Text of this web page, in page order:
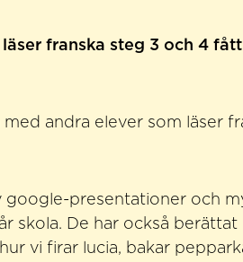
franska steg 3 och 4
andra elever som läser
google-presentationer och
skola. De har också berättat
vi firar lucia, bakar